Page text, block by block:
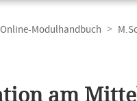
Online-Modulhandbuch
am